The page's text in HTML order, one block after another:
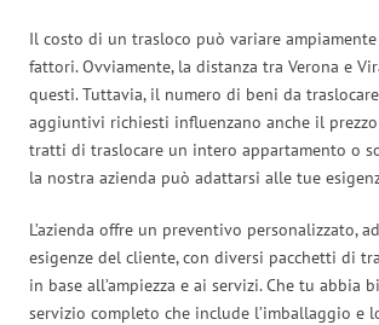
Il costo di un trasloco può variare
fattori. Ovviamente, la distanza tra Verona e
questi. Tuttavia, il numero di beni da
aggiuntivi richiesti influenzano anche il prezzo
tratti di traslocare un intero appartamento o
la nostra azienda può adattarsi alle tue
L’azienda offre un preventivo personalizzato,
esigenze del cliente, con diversi pacchetti di
in base all’ampiezza e ai servizi. Che tu abbia
servizio completo che include l’imballaggio e